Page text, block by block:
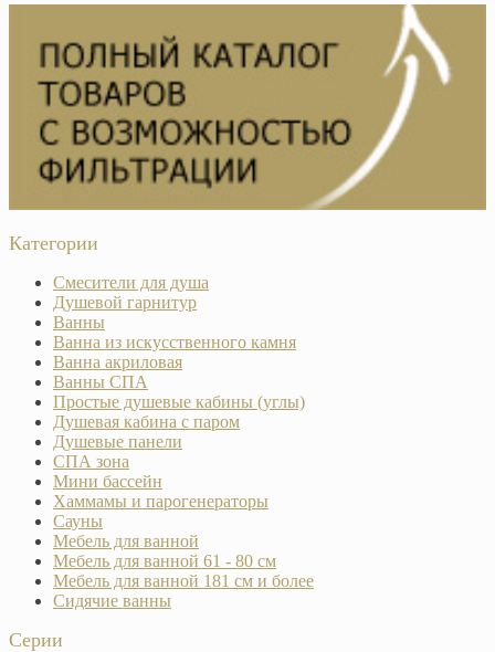
Категории
Смесители для душа
Душевой гарнитур
Ванны
Ванна из искусственного камня
Ванна акриловая
Ванны СПА
Простые душевые кабины (углы)
Душевая кабина с паром
Душевые панели
СПА зона
Мини бассейн
Хаммамы и парогенераторы
Сауны
Мебель для ванной
Мебель для ванной 61 - 80 см
Мебель для ванной 181 см и более
Сидячие ванны
Серии